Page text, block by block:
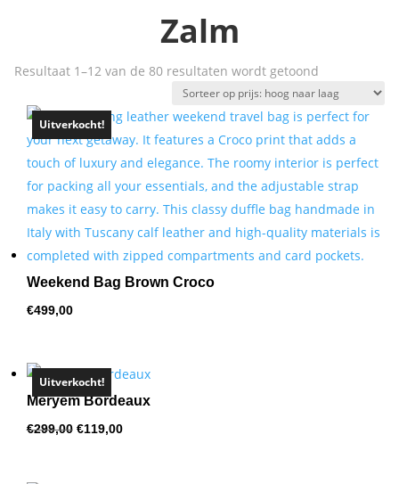
Zalm
Resultaat 1–12 van de 80 resultaten wordt getoondGesorteerd
op
prijs:
hoog
laag
Uitverkocht!
Weekend Bag Brown Croco
€499,00
Uitverkocht!
Meryem Bordeaux
€299,00
Oorspronkelijke
prijs
€119,00prijs